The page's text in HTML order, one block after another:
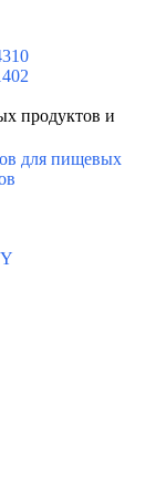
продуктов и
для пищевых